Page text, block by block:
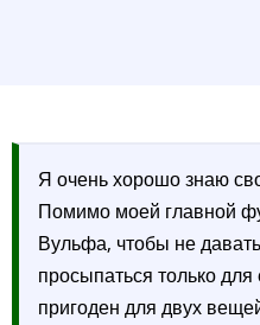
Я очень хорошо знаю
Помимо моей главной
Вульфа, чтобы не
просыпаться только
пригоден для двух